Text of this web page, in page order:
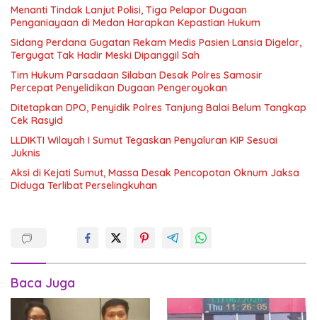
Menanti Tindak Lanjut Polisi, Tiga Pelapor Dugaan
Penganiayaan di Medan Harapkan Kepastian Hukum
Sidang Perdana Gugatan Rekam Medis Pasien Lansia Digelar,
Tergugat Tak Hadir Meski Dipanggil Sah
Tim Hukum Parsadaan Silaban Desak Polres Samosir
Percepat Penyelidikan Dugaan Pengeroyokan
Ditetapkan DPO, Penyidik Polres Tanjung Balai Belum Tangkap
Cek Rasyid
LLDIKTI Wilayah I Sumut Tegaskan Penyaluran KIP Sesuai
Juknis
Aksi di Kejati Sumut, Massa Desak Pencopotan Oknum Jaksa
Diduga Terlibat Perselingkuhan
Baca Juga